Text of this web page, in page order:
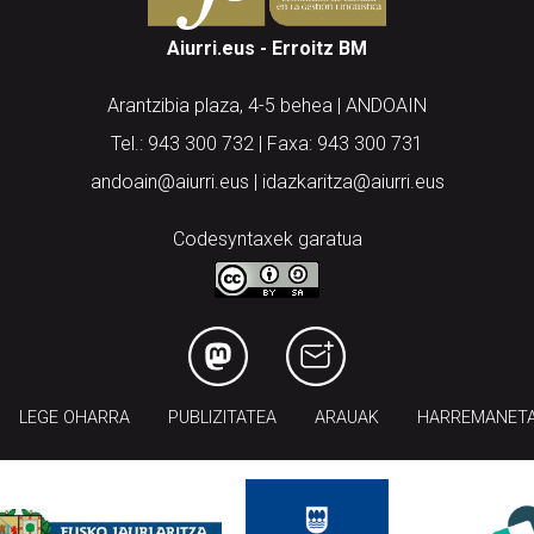
Aiurri.eus - Erroitz BM
Arantzibia plaza, 4-5 behea | ANDOAIN
Tel.: 943 300 732 | Faxa: 943 300 731
andoain@aiurri.eus | idazkaritza@aiurri.eus
Codesyntaxek garatua
LEGE OHARRA PUBLIZITATEA ARAUAK